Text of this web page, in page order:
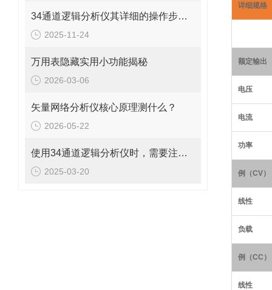
34通道逻辑分析仪其详细的操作步骤分别是什么？
2025-11-24
万用表隐藏实用小功能揭秘
2026-03-06
矢量网络分析仪核心原理测什么？
2026-05-22
使用34通道逻辑分析仪时，需要注意以下多个方面
2025-03-20
详细规格
额定输出
电压
电流
功率
例（CV）
线性
负载
例（CC）
线性